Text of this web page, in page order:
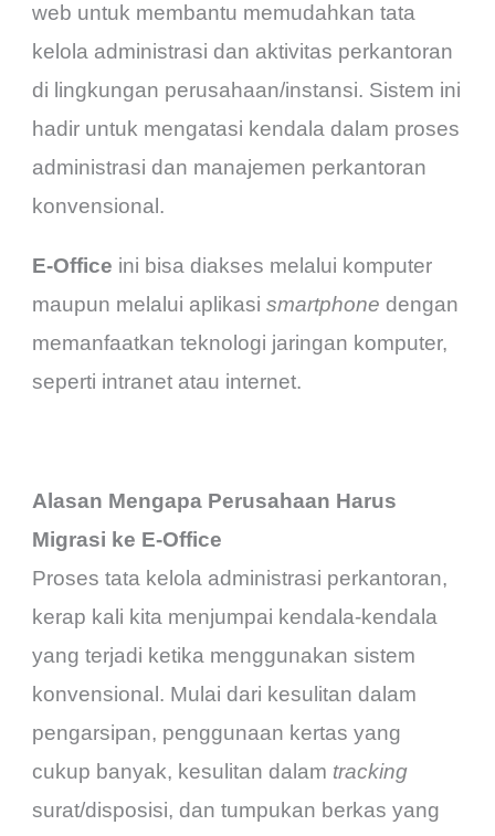
web untuk membantu memudahkan tata
kelola administrasi dan aktivitas perkantoran
di lingkungan perusahaan/instansi. Sistem ini
hadir untuk mengatasi kendala dalam proses
administrasi dan manajemen perkantoran
konvensional.
E-Office ini bisa diakses melalui komputer
maupun melalui aplikasismartphone dengan
memanfaatkan teknologi jaringan komputer,
seperti intranet atau internet.
Alasan Mengapa Perusahaan Harus
Migrasi ke E-Office
Proses tata kelola administrasi perkantoran,
kerap kali kita menjumpai kendala-kendala
yang terjadi ketika menggunakan sistem
konvensional. Mulai dari kesulitan dalam
pengarsipan, penggunaan kertas yang
cukup banyak, kesulitan dalam tracking
surat/disposisi, dan tumpukan berkas yang